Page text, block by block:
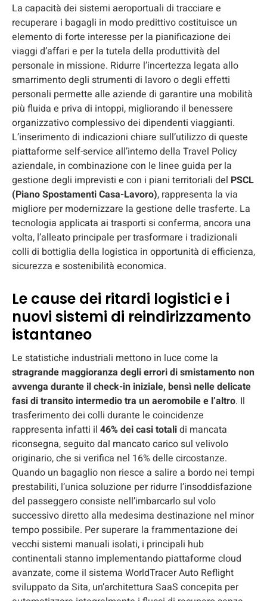
La capacità dei sistemi aeroportuali di tracciare e
recuperare i bagagli in modo predittivo costituisce un
elemento di forte interesse per la pianificazione dei
viaggi d’affari e per la tutela della produttività del
personale in missione. Ridurre l’incertezza legata allo
smarrimento degli strumenti di lavoro o degli effetti
personali permette alle aziende di garantire una mobilità
più fluida e priva di intoppi, migliorando il benessere
organizzativo complessivo dei dipendenti viaggianti.
L’inserimento di indicazioni chiare sull’utilizzo di queste
piattaforme self-service all’interno della Travel Policy
aziendale, in combinazione con le linee guida per la
gestione degli imprevisti e con i piani territoriali del PSCL
(Piano Spostamenti Casa-Lavoro), rappresenta la via
migliore per modernizzare la gestione delle trasferte. La
tecnologia applicata ai trasporti si conferma, ancora una
volta, l’alleato principale per trasformare i tradizionali
colli di bottiglia della logistica in opportunità di efficienza,
sicurezza e sostenibilità economica.
Le cause dei ritardi logistici e i
nuovi sistemi di reindirizzamento
istantaneo
Le statistiche industriali mettono in luce come la
stragrande maggioranza degli errori di smistamento non
avvenga durante il check-in iniziale, bensì nelle delicate
fasi di transito intermedio tra un aeromobile e l’altro. Il
trasferimento dei colli durante le coincidenze
rappresenta infatti il 46% dei casi totalidi mancata
riconsegna, seguito dal mancato carico sul velivolo
originario, che si verifica nel 16% delle circostanze.
Quando un bagaglio non riesce a salire a bordo nei tempi
prestabiliti, l’unica soluzione per ridurre l’insoddisfazione
del passeggero consiste nell’imbarcarlo sul volo
successivo diretto alla medesima destinazione nel minor
tempo possibile. Per superare la frammentazione dei
vecchi sistemi manuali isolati, i principali hub
continentali stanno implementando piattaforme cloud
avanzate, come il sistema WorldTracer Auto Reflight
sviluppato da Sita, un’architettura SaaS concepita per